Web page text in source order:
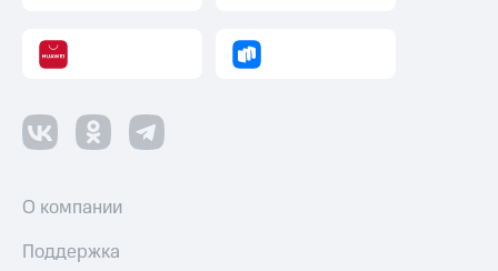
О компании
Поддержка